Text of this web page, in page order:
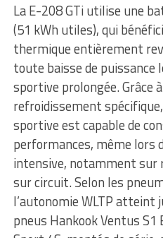
La E-208 GTi utilise une
(51 kWh utiles), qui
thermique entièrement
toute baisse de puissance
sportive prolongée. Grâce
refroidissement
sportive est capable de
performances, même lors
intensive, notamment sur
sur circuit. Selon les
l’autonomie WLTP atteint
pneus Hankook Ventus